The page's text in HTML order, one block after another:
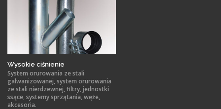
Wysokie ciśnienie
System orurowania ze stali
galwanizowanej, system orurowania
ze stali nierdzewnej, filtry, jednostki
ssące, systemy sprzątania, węże,
akcesoria.